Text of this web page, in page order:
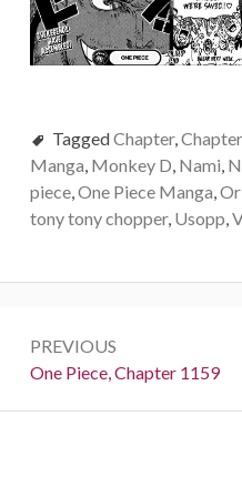
TaggedChapter,
Manga, Monkey D, Nami,
piece,One Piece Manga,
tony tony chopper, Usopp,
navigation
PREVIOUS
Previous:
One Piece, Chapter 1159